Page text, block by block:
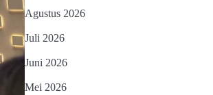
Agustus 2026
Juli 2026
Juni 2026
Mei 2026